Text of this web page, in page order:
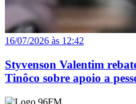
16/07/2026 às 12:42
Styvenson Valentim
Tinôco sobre apoio a